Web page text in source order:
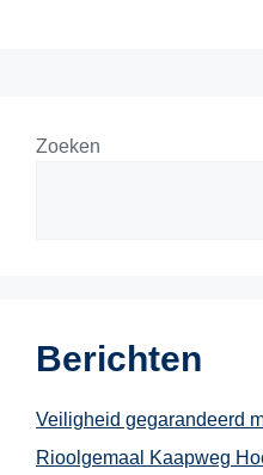
Zoeken
Berichten
Veiligheid gegarandeerd
Rioolgemaal Kaapweg